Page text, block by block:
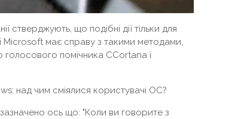
стверджують, що подібні дії тільки для
Microsoft має справу з такими методами,
голосового помічника CCortana і
над чим сміялися користувачі ОС?
ось що: "Коли ви говорите з